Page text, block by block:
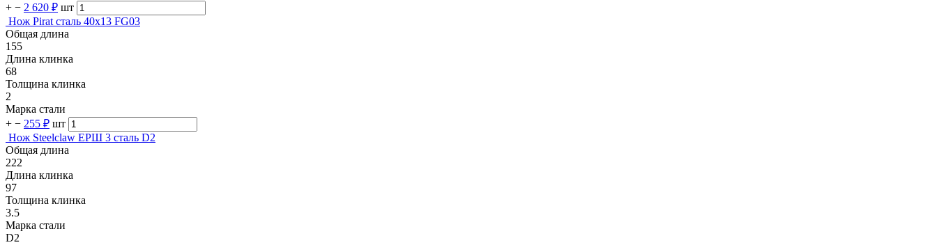
+ − 2 620 ₽ шт
Нож Pirat сталь 40х13 FG03
Общая длина
155
Длина клинка
68
Толщина клинка
2
Марка стали
+ − 255 ₽ шт
Нож Steelclaw ЕРШ 3 сталь D2
Общая длина
222
Длина клинка
97
Толщина клинка
3.5
Марка стали
D2